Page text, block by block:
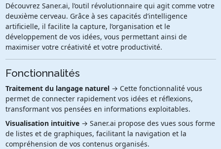
Découvrez Saner.ai, l’outil révolutionnaire qui agit comme votre
deuxième cerveau. Grâce à ses capacités d’intelligence
artificielle, il facilite la capture, l’organisation et le
développement de vos idées, vous permettant ainsi de
maximiser votre créativité et votre productivité.
Fonctionnalités
Traitement du langage naturel→ Cette fonctionnalité vous
permet de connecter rapidement vos idées et réflexions,
transformant vos pensées en informations exploitables.
Visualisation intuitive→ Saner.ai propose des vues sous forme
de listes et de graphiques, facilitant la navigation et la
compréhension de vos contenus organisés.